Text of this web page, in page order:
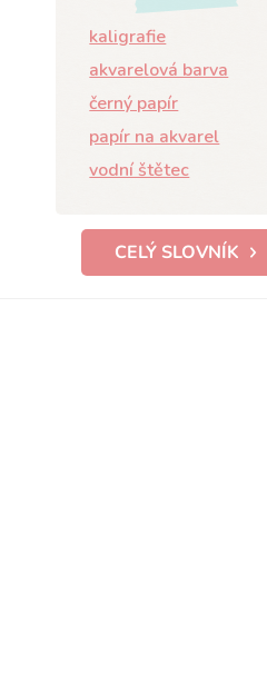
kaligrafie
akvarelová barva
černý papír
papír na akvarel
vodní štětec
CELÝ SLOVNÍK